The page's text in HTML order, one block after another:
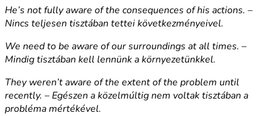
He’s not fully aware of the consequences of his actions. –
Nincs teljesen tisztában tettei következményeivel.
We need to be aware of our surroundings at all times. –
Mindig tisztában kell lennünk a környezetünkkel.
They weren’t aware of the extent of the problem until
recently. – Egészen a közelmúltig nem voltak tisztában a
probléma mértékével.